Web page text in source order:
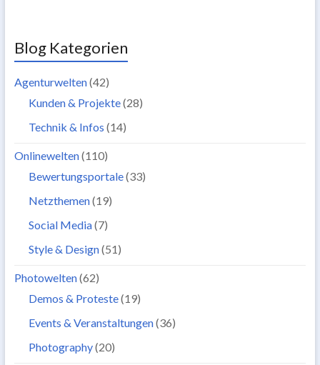
Blog Kategorien
Agenturwelten(42)
Kunden & Projekte(28)
Technik & Infos (14)
Onlinewelten(110)
Bewertungsportale(33)
Netzthemen(19)
Social Media(7)
Style & Design(51)
Photowelten(62)
Demos & Proteste(19)
Events & Veranstaltungen(36)
Photography(20)